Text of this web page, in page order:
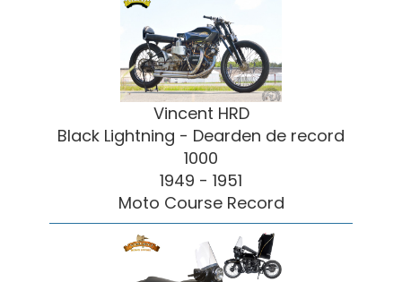
Vincent HRD
Black Lightning - Dearden de record
1000
1949 - 1951
Moto Course Record